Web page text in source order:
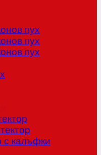
пух
пух
пух
с калъфки